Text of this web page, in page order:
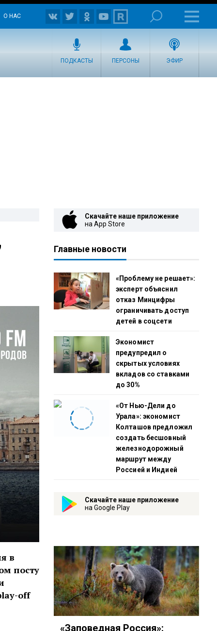
О НАС
ПОДКАСТЫ ПЕРСОНЫ ЭФИР
в
посту
off
Скачайте наше приложение
на App Store
Главные новости
«Проблему не решает»:
эксперт объяснил
отказ Минцифры
ограничивать доступ
детей в соцсети
Экономист
предупредил о
скрытых условиях
вкладов со ставками
до 30%
«От Нью-Дели до
Урала»: экономист
Колташов предложил
создать бесшовный
железнодорожный
маршрут между
Россией и Индией
Скачайте наше приложение
на Google Play
«Заповедная Россия»: